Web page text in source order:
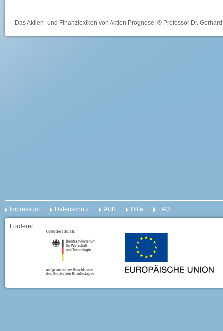
Das Aktien- und Finanzlexikon von Aktien Prognose: ® Professor Dr.
Impressum Datenschutz AGB Hilfe FAQ
Förderer